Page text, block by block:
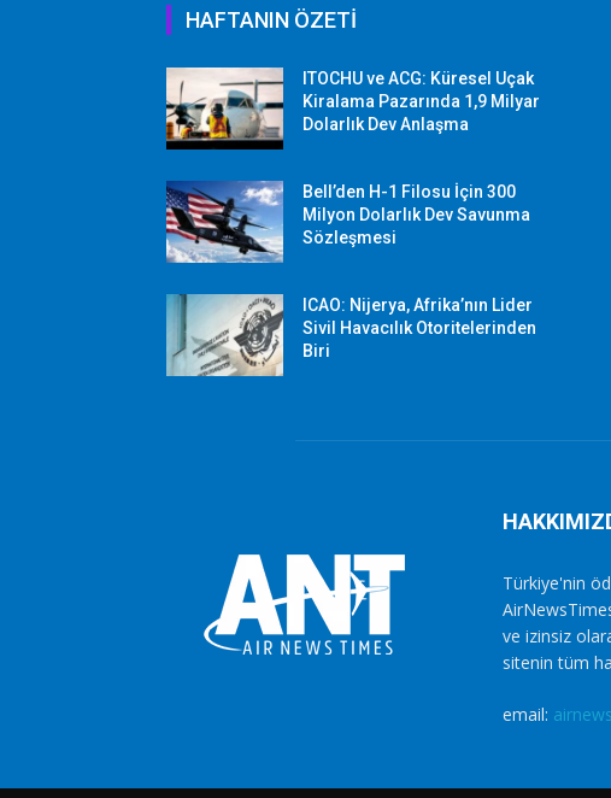
HAFTANIN ÖZETİ
ITOCHU ve ACG: Küresel Uçak
Kiralama Pazarında 1,9 Milyar
Dolarlık Dev Anlaşma
Bell’den H-1 Filosu İçin 300
Milyon Dolarlık Dev Savunma
Sözleşmesi
ICAO: Nijerya, Afrika’nın Lider
Sivil Havacılık Otoritelerinden
Biri
Türkiye'nin
ve izinsiz
sitenin tüm
email: